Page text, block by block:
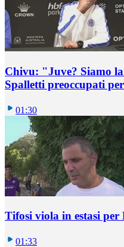
Chivu: "Juve? Siamo
Spalletti preoccupati
01:30
Tifosi viola in estasi per
01:33